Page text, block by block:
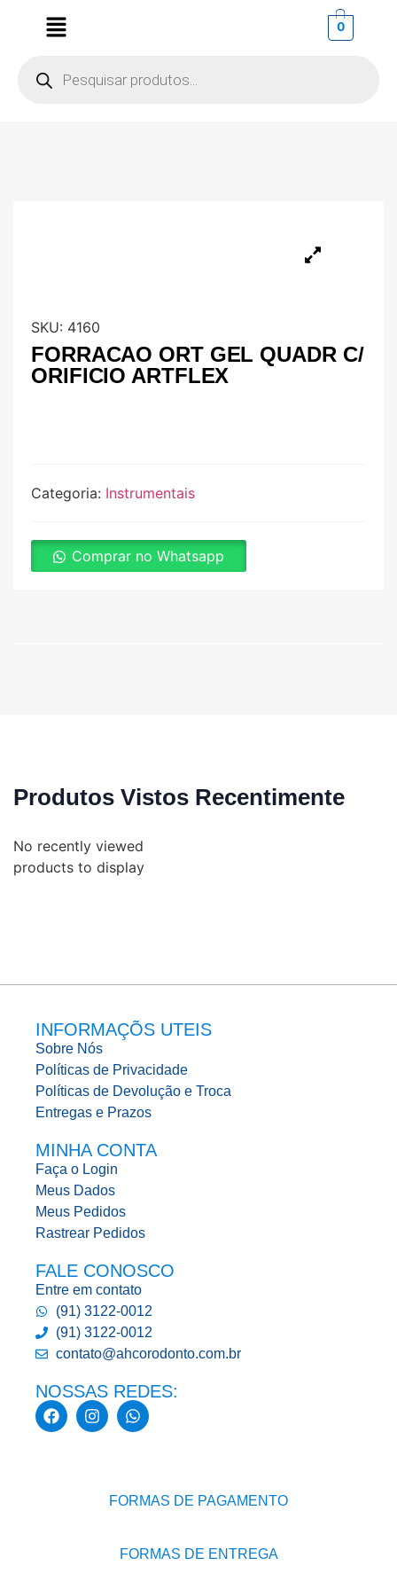
0
SKU: 4160
FORRACAO ORT GEL QUADR C/
ORIFICIO ARTFLEX
Categoria: Instrumentais
Comprar no Whatsapp
Produtos Vistos Recentimente
No recently viewed
products to display
INFORMAÇÕS UTEIS
Sobre Nós
Políticas de Privacidade
Políticas de Devolução e Troca
Entregas e Prazos
MINHA CONTA
Faça o Login
Meus Dados
Meus Pedidos
Rastrear Pedidos
FALE CONOSCO
Entre em contato
(91) 3122-0012
(91) 3122-0012
contato@ahcorodonto.com.br
NOSSAS REDES:
FORMAS DE PAGAMENTO
FORMAS DE ENTREGA